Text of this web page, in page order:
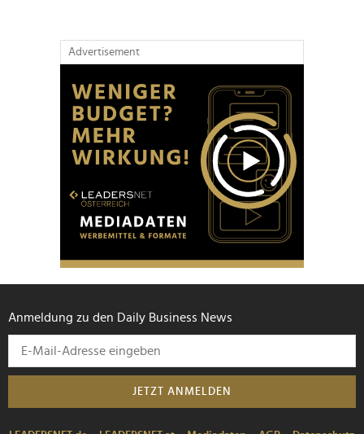
Advertisement
Anmeldung zu den Daily Business News
JETZT ANMELDEN